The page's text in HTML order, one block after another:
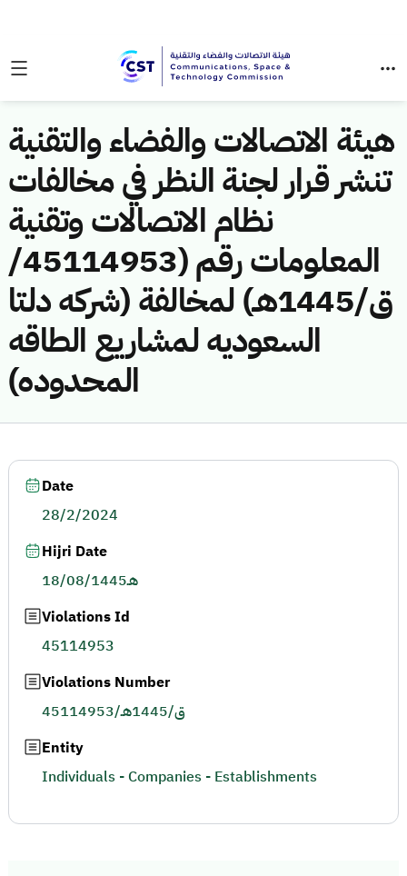
هيئة الاتصالات والفضاء والتقنية
تنشر قرار لجنة النظر في مخالفات
نظام الاتصالات وتقنية
المعلومات رقم (45114953/
ق/1445هـ) لمخالفة (شركه دلتا
السعوديه لمشاريع الطاقه
المحدوده)
Date
28/2/2024
Hijri Date
18/08/1445هـ
Violations Id
45114953
Violations Number
45114953/ق/1445هـ
Entity
Individuals - Companies - Establishments